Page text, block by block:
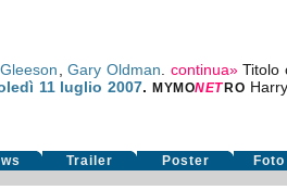
,Gary Oldman continua» Titolo
11 luglio 2007.MYMONET RO
Trailer Poster Foto